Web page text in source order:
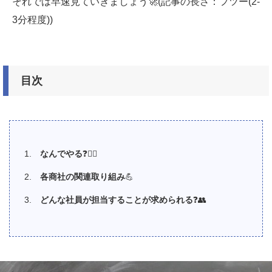
3分程度))
目次
なんでやる❓🤷‍♀️
各商社の関連取り組み💪
どんな社員が担当することが求められる❓👥